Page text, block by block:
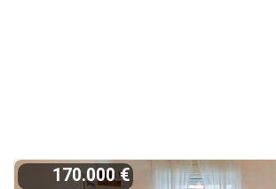
170.000 €